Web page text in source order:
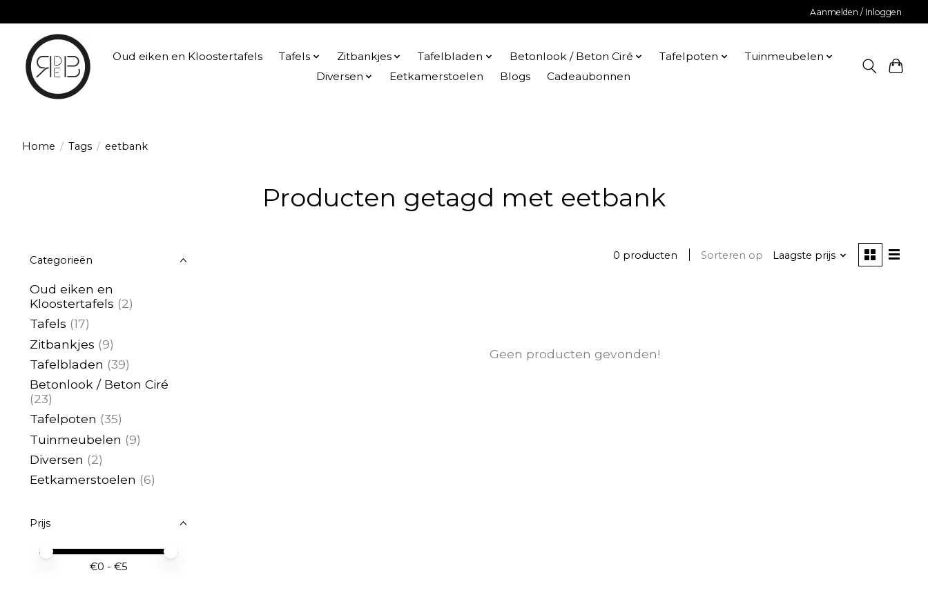
Aanmelden / Inloggen
Oud eiken en Kloostertafels Tafels Zitbankjes Tafelbladen Betonlook / Beton Ciré Tafelpoten
Tuinmeubelen
Diversen
Eetkamerstoelen Blogs Cadeaubonnen
Home / Tags / eetbank
Producten getagd met eetbank
Categorieën
Oud eiken en
Kloostertafels (2)
Tafels (17)
Zitbankjes (9)
Tafelbladen (39)
Betonlook / Beton Ciré
(23)
Tafelpoten (35)
Tuinmeubelen (9)
Diversen (2)
Eetkamerstoelen (6)
Prijs
Minimale prijswaarde
Price maximum value
€0 - €5
0 producten Sorteren op Laagste prijs
Geen producten gevonden!